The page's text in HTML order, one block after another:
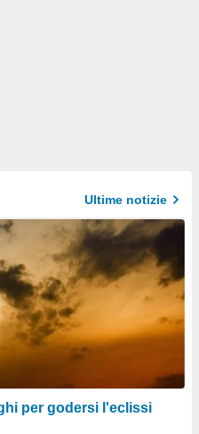
Ultime notizie
per godersi l'eclissi